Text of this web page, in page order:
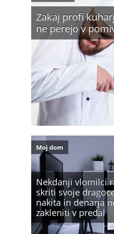
Zakaj profi
ne perejo v
Nekdanji vlomilci
skriti svoje
nakita in denarja
zakleniti v predal
Moj dom